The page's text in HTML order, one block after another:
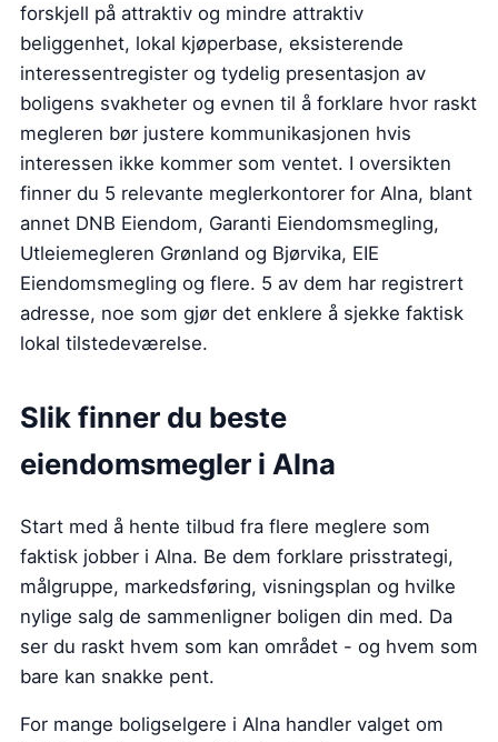
forskjell på attraktiv og mindre attraktiv
beliggenhet, lokal kjøperbase, eksisterende
interessentregister og tydelig presentasjon av
boligens svakheter og evnen til å forklare hvor raskt
megleren bør justere kommunikasjonen hvis
interessen ikke kommer som ventet. I oversikten
finner du 5 relevante meglerkontorer for Alna, blant
annet DNB Eiendom, Garanti Eiendomsmegling,
Utleiemegleren Grønland og Bjørvika, EIE
Eiendomsmegling og flere. 5 av dem har registrert
adresse, noe som gjør det enklere å sjekke faktisk
lokal tilstedeværelse.
Slik finner du beste
eiendomsmegler i Alna
Start med å hente tilbud fra flere meglere som
faktisk jobber i Alna. Be dem forklare prisstrategi,
målgruppe, markedsføring, visningsplan og hvilke
nylige salg de sammenligner boligen din med. Da
ser du raskt hvem som kan området - og hvem som
bare kan snakke pent.
For mange boligselgere i Alna handler valget om